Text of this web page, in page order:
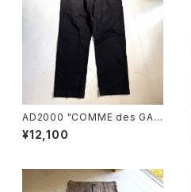
AD2000 "COMME des GAR
ÇONS HOMME“ cotton pan
ts
¥12,100